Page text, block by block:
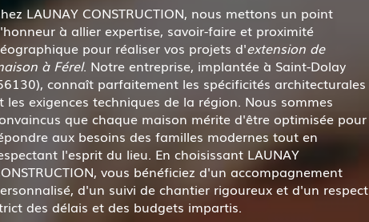
LAUNAY CONSTRUCTION, nous mettons un point
à allier expertise, savoir-faire et proximité
pour réaliser vos projets d'extension de
à Férel. Notre entreprise, implantée à Saint-Dolay
connaît parfaitement les spécificités architecturales
les exigences techniques de la région. Nous sommes
que chaque maison mérite d'être optimisée pour
aux besoins des familles modernes tout en
l'esprit du lieu. En choisissant LAUNAY
vous bénéficiez d'un accompagnement
d'un suivi de chantier rigoureux et d'un respect
des délais et des budgets impartis.